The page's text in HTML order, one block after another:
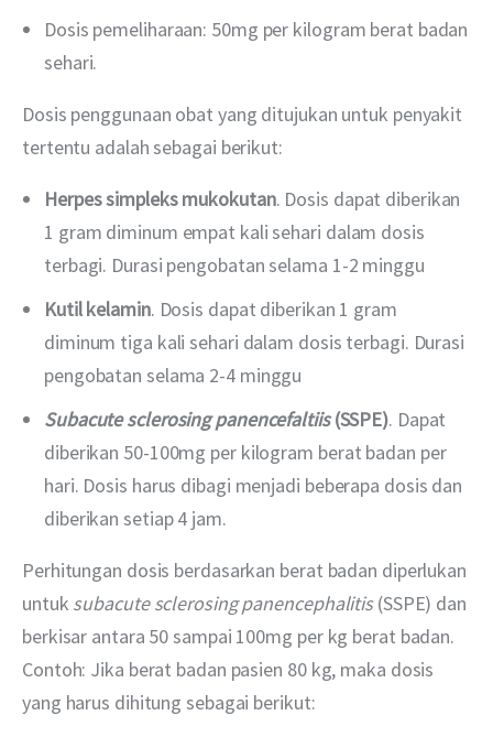
Dosis pemeliharaan: 50mg per kilogram berat badan
sehari.
Dosis penggunaan obat yang ditujukan untuk penyakit
tertentu adalah sebagai berikut:
Herpes simpleks mukokutan. Dosis dapat diberikan
1 gram diminum empat kali sehari dalam dosis
terbagi. Durasi pengobatan selama 1-2 minggu
Kutil kelamin. Dosis dapat diberikan 1 gram
diminum tiga kali sehari dalam dosis terbagi. Durasi
pengobatan selama 2-4 minggu
Subacute sclerosing panencefaltiis(SSPE). Dapat
diberikan 50-100mg per kilogram berat badan per
hari. Dosis harus dibagi menjadi beberapa dosis dan
diberikan setiap 4 jam.
Perhitungan dosis berdasarkan berat badan diperlukan
untuk subacute sclerosing panencephalitis (SSPE) dan
berkisar antara 50 sampai 100mg per kg berat badan.
Contoh: Jika berat badan pasien 80 kg, maka dosis
yang harus dihitung sebagai berikut: